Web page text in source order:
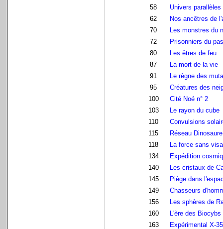
58
Univers parallèles
62
Nos ancêtres de
70
Les monstres du
72
Prisonniers du
80
Les êtres de feu
87
La mort de la vie
91
Le règne des
95
Créatures des
100
Cité Noé n° 2
103
Le rayon du cube
110
Convulsions
115
Réseau Dinosaure
118
La force sans
134
Expédition
140
Les cristaux de
145
Piège dans
149
Chasseurs
156
Les sphères de
160
L'ère des Biocybs
163
Expérimental X-35